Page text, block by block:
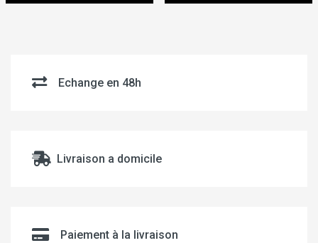
Echange en 48h
Livraison a domicile
Paiement à la livraison